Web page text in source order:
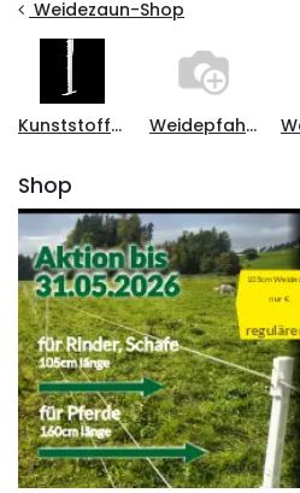
Weidezaun-Shop
Kunststoffpfähle Weidepfahl Holz
Shop